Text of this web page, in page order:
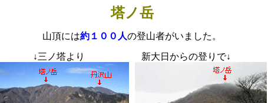
塔ノ岳
山頂には約１００人の登山者がいました。
↓三ノ塔より 新大日からの登りで↓